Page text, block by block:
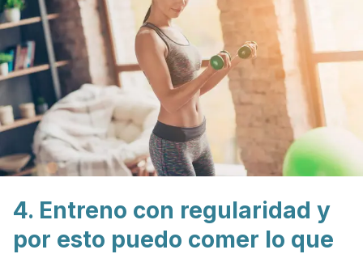
4. Entreno con regularidad y
por esto puedo comer lo que